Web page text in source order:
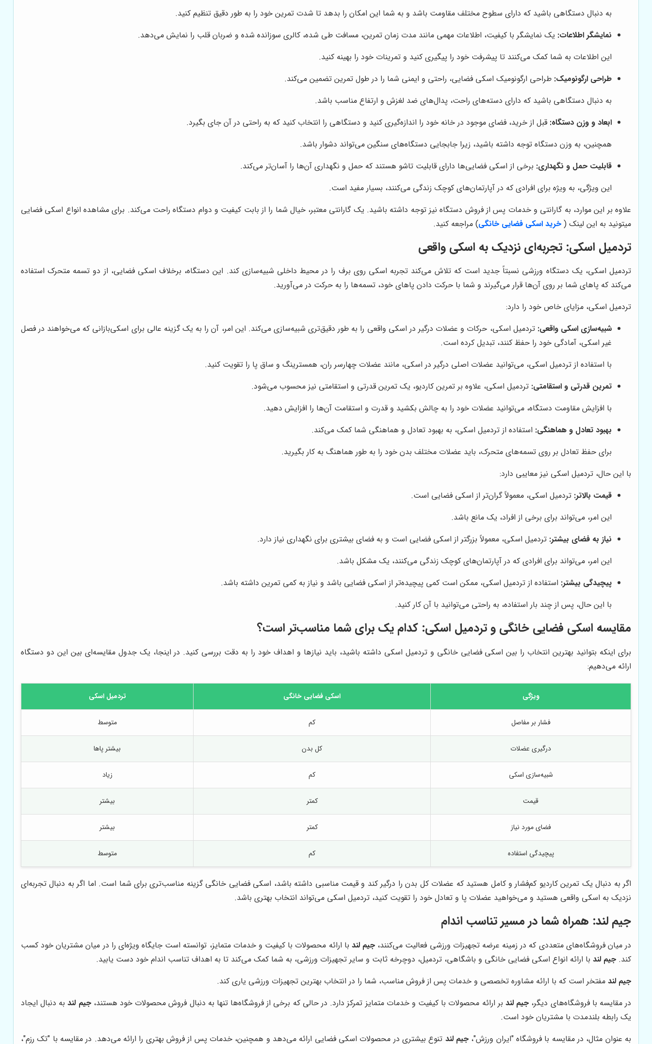
به دنبال دستگاهی باشید که دارای سطوح مختلف مقاومت باشد و به شما این امکان را بدهد تا شدت تمرین خود را به طور دقیق تنظیم کنید.
نمایشگر اطلاعات: یک نمایشگر با کیفیت، اطلاعات مهمی مانند مدت زمان تمرین، مسافت طی شده، کالری سوزانده شده و ضربان قلب را نمایش می‌دهد.
این اطلاعات به شما کمک می‌کنند تا پیشرفت خود را پیگیری کنید و تمرینات خود را بهینه کنید.
طراحی ارگونومیک: طراحی ارگونومیک اسکی فضایی، راحتی و ایمنی شما را در طول تمرین تضمین می‌کند.
به دنبال دستگاهی باشید که دارای دسته‌های راحت، پدال‌های ضد لغزش و ارتفاع مناسب باشد.
ابعاد و وزن دستگاه: قبل از خرید، فضای موجود در خانه خود را اندازه‌گیری کنید و دستگاهی را انتخاب کنید که به راحتی در آن جای بگیرد.
همچنین، به وزن دستگاه توجه داشته باشید، زیرا جابجایی دستگاه‌های سنگین می‌تواند دشوار باشد.
قابلیت حمل و نگهداری: برخی از اسکی فضایی‌ها دارای قابلیت تاشو هستند که حمل و نگهداری آن‌ها را آسان‌تر می‌کند.
این ویژگی، به ویژه برای افرادی که در آپارتمان‌های کوچک زندگی می‌کنند، بسیار مفید است.
علاوه بر این موارد، به گارانتی و خدمات پس از فروش دستگاه نیز توجه داشته باشید. یک گارانتی معتبر، خیال شما را از بابت کیفیت و دوام دستگاه راحت می‌کند. برای مشاهده انواع اسکی فضایی
میتونید به این لینک ( خرید اسکی فضایی خانگی) مراجعه کنید.
تردمیل اسکی: تجربه‌ای نزدیک به اسکی واقعی
تردمیل اسکی، یک دستگاه ورزشی نسبتاً جدید است که تلاش می‌کند تجربه اسکی روی برف را در محیط داخلی شبیه‌سازی کند. این دستگاه، برخلاف اسکی فضایی، از دو تسمه متحرک استفاده
می‌کند که پاهای شما بر روی آن‌ها قرار می‌گیرند و شما با حرکت دادن پاهای خود، تسمه‌ها را به حرکت در می‌آورید.
تردمیل اسکی، مزایای خاص خود را دارد:
شبیه‌سازی اسکی واقعی: تردمیل اسکی، حرکات و عضلات درگیر در اسکی واقعی را به طور دقیق‌تری شبیه‌سازی می‌کند. این امر، آن را به یک گزینه عالی برای اسکی‌بازانی که می‌خواهند در فصل
غیر اسکی، آمادگی خود را حفظ کنند، تبدیل کرده است.
با استفاده از تردمیل اسکی، می‌توانید عضلات اصلی درگیر در اسکی، مانند عضلات چهارسر ران، همسترینگ و ساق پا را تقویت کنید.
تمرین قدرتی و استقامتی: تردمیل اسکی، علاوه بر تمرین کاردیو، یک تمرین قدرتی و استقامتی نیز محسوب می‌شود.
با افزایش مقاومت دستگاه، می‌توانید عضلات خود را به چالش بکشید و قدرت و استقامت آن‌ها را افزایش دهید.
بهبود تعادل و هماهنگی: استفاده از تردمیل اسکی، به بهبود تعادل و هماهنگی شما کمک می‌کند.
برای حفظ تعادل بر روی تسمه‌های متحرک، باید عضلات مختلف بدن خود را به طور هماهنگ به کار بگیرید.
با این حال، تردمیل اسکی نیز معایبی دارد:
قیمت بالاتر: تردمیل اسکی، معمولاً گران‌تر از اسکی فضایی است.
این امر، می‌تواند برای برخی از افراد، یک مانع باشد.
نیاز به فضای بیشتر: تردمیل اسکی، معمولاً بزرگتر از اسکی فضایی است و به فضای بیشتری برای نگهداری نیاز دارد.
این امر، می‌تواند برای افرادی که در آپارتمان‌های کوچک زندگی می‌کنند، یک مشکل باشد.
پیچیدگی بیشتر: استفاده از تردمیل اسکی، ممکن است کمی پیچیده‌تر از اسکی فضایی باشد و نیاز به کمی تمرین داشته باشد.
با این حال، پس از چند بار استفاده، به راحتی می‌توانید با آن کار کنید.
مقایسه اسکی فضایی خانگی و تردمیل اسکی: کدام یک برای شما مناسب‌تر است؟
برای اینکه بتوانید بهترین انتخاب را بین اسکی فضایی خانگی و تردمیل اسکی داشته باشید، باید نیازها و اهداف خود را به دقت بررسی کنید. در اینجا، یک جدول مقایسه‌ای بین این دو دستگاه
ارائه می‌دهیم:
ویژگی اسکی فضایی خانگی تردمیل اسکی
فشار بر مفاصل کم متوسط
درگیری عضلات کل بدن بیشتر پاها
شبیه‌سازی اسکی کم زیاد
قیمت کمتر بیشتر
فضای مورد نیاز کمتر بیشتر
پیچیدگی استفاده کم متوسط
اگر به دنبال یک تمرین کاردیو کم‌فشار و کامل هستید که عضلات کل بدن را درگیر کند و قیمت مناسبی داشته باشد، اسکی فضایی خانگی گزینه مناسب‌تری برای شما است. اما اگر به دنبال تجربه‌ای
نزدیک به اسکی واقعی هستید و می‌خواهید عضلات پا و تعادل خود را تقویت کنید، تردمیل اسکی می‌تواند انتخاب بهتری باشد.
جیم لند: همراه شما در مسیر تناسب اندام
در میان فروشگاه‌های متعددی که در زمینه عرضه تجهیزات ورزشی فعالیت می‌کنند، جیم لند با ارائه محصولات با کیفیت و خدمات متمایز، توانسته است جایگاه ویژه‌ای را در میان مشتریان خود کسب
کند. جیم لندبا ارائه انواع اسکی فضایی خانگی و باشگاهی، تردمیل، دوچرخه ثابت و سایر تجهیزات ورزشی، به شما کمک می‌کند تا به اهداف تناسب اندام خود دست یابید.
جیم لندمفتخر است که با ارائه مشاوره تخصصی و خدمات پس از فروش مناسب، شما را در انتخاب بهترین تجهیزات ورزشی یاری کند.
در مقایسه با فروشگاه‌های دیگر، جیم لندبر ارائه محصولات با کیفیت و خدمات متمایز تمرکز دارد. در حالی که برخی از فروشگاه‌ها تنها به دنبال فروش محصولات خود هستند،جیم لندبه دنبال ایجاد
یک رابطه بلندمدت با مشتریان خود است.
به عنوان مثال، در مقایسه با فروشگاه "ایران ورزش"، جیم لند تنوع بیشتری در محصولات اسکی فضایی ارائه می‌دهد و همچنین، خدمات پس از فروش بهتری را ارائه می‌دهد. در مقایسه با "تک رزم"،